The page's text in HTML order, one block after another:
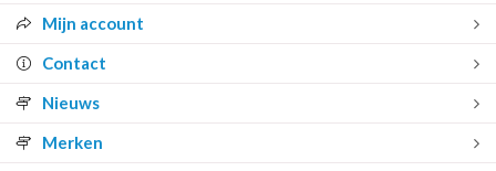
Mijn account
Contact
Nieuws
Merken